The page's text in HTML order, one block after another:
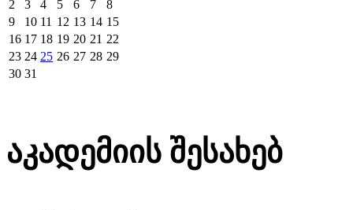
2
3 4 5 6 7
8
9
10 11 12 13 14 15
16 17 18 19 20 21 22
23 24 25 26 27 28 29
30 31
აკადემიის შესახებ